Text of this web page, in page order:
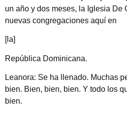
un año y dos meses, la Iglesia De
nuevas congregaciones aquí en
[la]
República Dominicana.
Leanora: Se ha llenado. Muchas
bien. Bien, bien, bien. Y todo los
bien.